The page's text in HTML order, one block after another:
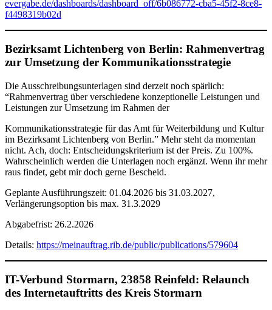
evergabe.de/dashboards/dashboard_off/6b086772-cba5-45f2-8ce8-
f4498319b02d
Bezirksamt Lichtenberg von Berlin: Rahmenvertrag
zur Umsetzung der Kommunikationsstrategie
Die Ausschreibungsunterlagen sind derzeit noch spärlich:
“Rahmenvertrag über verschiedene konzeptionelle Leistungen und
Leistungen zur Umsetzung im Rahmen der
Kommunikationsstrategie für das Amt für Weiterbildung und Kultur
im Bezirksamt Lichtenberg von Berlin.” Mehr steht da momentan
nicht. Ach, doch: Entscheidungskriterium ist der Preis. Zu 100%.
Wahrscheinlich werden die Unterlagen noch ergänzt. Wenn ihr mehr
raus findet, gebt mir doch gerne Bescheid.
Geplante Ausführungszeit: 01.04.2026 bis 31.03.2027,
Verlängerungsoption bis max. 31.3.2029
Abgabefrist: 26.2.2026
Details: https://meinauftrag.rib.de/public/publications/579604
IT-Verbund Stormarn, 23858 Reinfeld: Relaunch
des Internetauftritts des Kreis Stormarn